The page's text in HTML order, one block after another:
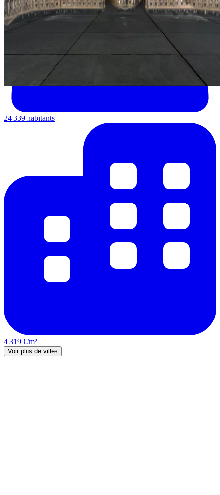
24 339 habitants
4 319 €/m²
Voir plus de villes